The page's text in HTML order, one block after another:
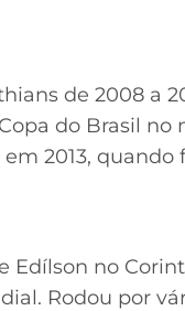
de 2008 a
do Brasil no
2013,
Edílson no
Rodou por